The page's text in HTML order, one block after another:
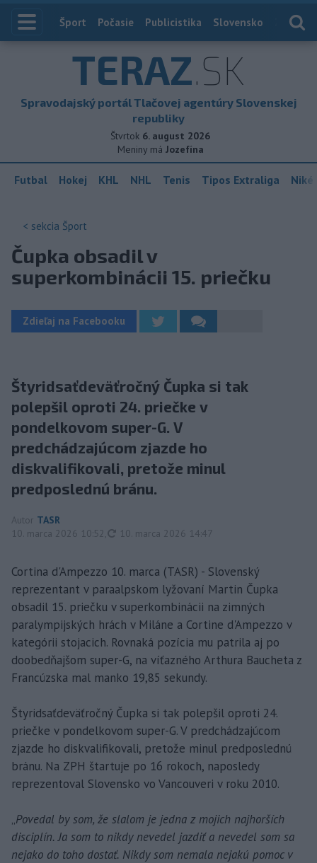
Index
Šport Počasie Publicistika Slovensko
TERAZ.SK
Spravodajský portál Tlačovej agentúry Slovenskej
republiky
Štvrtok 6. august 2026
Meniny má Jozefína
Futbal Hokej KHL NHL Tenis Tipos Extraliga
< sekcia Šport
Čupka obsadil v
superkombinácii 15. priečku
Zdieľaj na Facebooku
Štyridsaťdeväťročný Čupka si tak
polepšil oproti 24. priečke v
pondelkovom super-G. V
predchádzajúcom zjazde ho
diskvalifikovali, pretože minul
predposlednú bránu.
Autor TASR
10. marca 2026 10:52
aktualizované
10. marca 2026 14:47
Cortina d'Ampezzo 10. marca (TASR) - Slovenský
reprezentant v paraalpskom lyžovaní Martin Čupka
obsadil 15. priečku v superkombinácii na zimných
paralympijských hrách v Miláne a Cortine d'Ampezzo v
kategórii stojacich. Rovnaká pozícia mu patrila aj po
doobedňajšom super-G, na víťazného Arthura Baucheta z
Francúzska mal manko 19,85 sekundy.
Štyridsaťdeväťročný Čupka si tak polepšil oproti 24.
priečke v pondelkovom super-G. V predchádzajúcom
zjazde ho diskvalifikovali, pretože minul predposlednú
bránu. Na ZPH štartuje po 16 rokoch, naposledy
reprezentoval Slovensko vo Vancouveri v roku 2010.
„Povedal by som, že slalom je jedna z mojich najhorších
disciplín. Ja som to nikdy nevedel jazdiť a nevedel som sa
nejako do toho dostať. Nikdy som nemala nejakú pomoc v